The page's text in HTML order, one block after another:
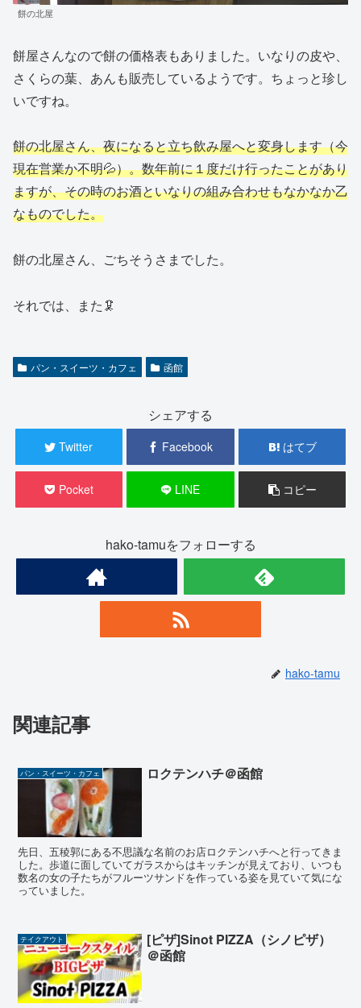
餅の北屋
餅屋さんなので餅の価格表もありました。いなりの皮や、
さくらの葉、あんも販売しているようです。ちょっと珍し
いですね。
餅の北屋さん、夜になると立ち飲み屋へと変身します（今
現在営業か不明💦）。数年前に１度だけ行ったことがあり
ますが、その時のお酒といなりの組み合わせもなかなか乙
なものでした。
餅の北屋さん、ごちそうさまでした。
それでは、また🦑
パン・スイーツ・カフェ 函館
シェアする
Twitter Facebook はてブ
Pocket LINE コピー
hako-tamuをフォローする
hako-tamu
関連記事
パン・スイーツ・カフェ ロクテンハチ＠函館
先日、五稜郭にある不思議な名前のお店ロクテンハチへと行ってきま
した。歩道に面していてガラスからはキッチンが見えており、いつも
数名の女の子たちがフルーツサンドを作っている姿を見ていて気にな
っていました。
テイクアウト
[ピザ]Sinot PIZZA（シノピザ）
＠函館